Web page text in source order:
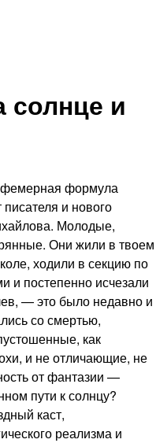
солнце и
формула
и нового
Молодые,
Они жили в твоем
ходили в секцию по
и постепенно исчезали
— это было недавно и
со смертью,
как
и не отличающие, не
от фантазии —
пути к солнцу?
каст,
реализма и